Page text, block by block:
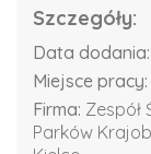
Szczegóły:
Data dodania:
Miejsce pracy:
Firma: Zespół
Parków